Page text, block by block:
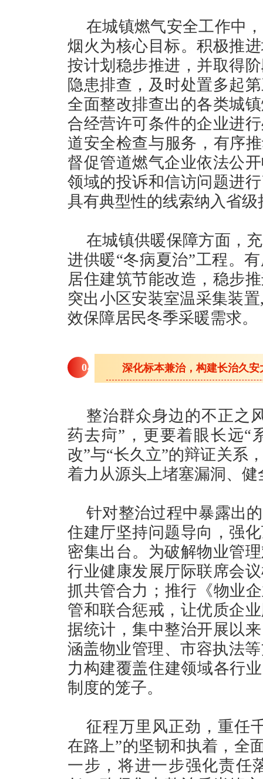
在城镇燃气安全工作中
烟火为核心目标。积极推
按计划稳步推进，并取得
隐患排查，及时处置多起
全面整改排查出的各类城
合经营许可条件的企业进
道安全检查与服务，有序
督促管道燃气企业依法公
领域的投诉和信访问题进
具有典型性的线索纳入省
在城镇供暖保障方面，
进供暖“冬病夏治”工程。
居住建筑节能改造，稳步
突出小区安装室温采集装
效保障居民冬季采暖需求。
04 深化标本兼治，构建长治久安
整治群众身边的不正之
药去疴”，更要着眼长远“
改”与“长久立”的辩证关系
着力从源头上堵塞漏洞、
针对整治过程中暴露出
住建厅坚持问题导向，强
密集出台。为破解物业管
行业健康发展厅际联席会
抓共管合力；推行《物业
管和联合惩戒，让优质企
据统计，集中整治开展以
涵盖物业管理、市容执法
力构建覆盖住建领域各行
制度的笼子。
征程万里风正劲，重任
在路上”的坚韧和执着，全
一步，将进一步强化责任